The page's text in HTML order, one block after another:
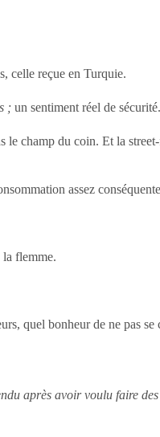
celle reçue en Turquie.
; un sentiment réel de sécurité.
champ du coin. Et la
assez
flemme.
quel bonheur de ne pas
après avoir voulu faire